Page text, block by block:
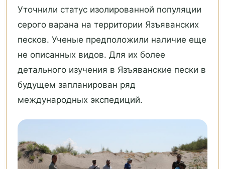
Уточнили статус изолированной популяции
серого варана на территории Язъяванских
песков. Ученые предположили наличие еще
не описанных видов. Для их более
детального изучения в Язъяванские пески в
будущем запланирован ряд
международных экспедиций.